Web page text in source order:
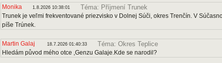
Monika 1.8.2026 10:38:01 Téma: Příjmení Trunek
Trunek je veľmi frekventované priezvisko v Dolnej Súči, okres Trenčín. V
píše Trúnek.
Martin Galaj 18.7.2026 01:40:33 Téma: Okres Teplice
Hledám původ mého otce ,Genzu Galaje.Kde se narodil?